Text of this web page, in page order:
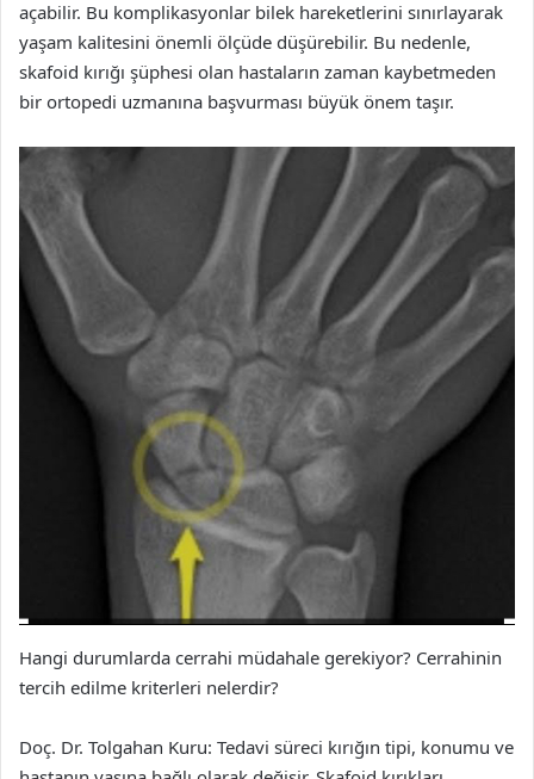
açabilir. Bu komplikasyonlar bilek hareketlerini sınırlayarak
yaşam kalitesini önemli ölçüde düşürebilir. Bu nedenle,
skafoid kırığı şüphesi olan hastaların zaman kaybetmeden
bir ortopedi uzmanına başvurması büyük önem taşır.
Hangi durumlarda cerrahi müdahale gerekiyor? Cerrahinin
tercih edilme kriterleri nelerdir?
Doç. Dr. Tolgahan Kuru: Tedavi süreci kırığın tipi, konumu ve